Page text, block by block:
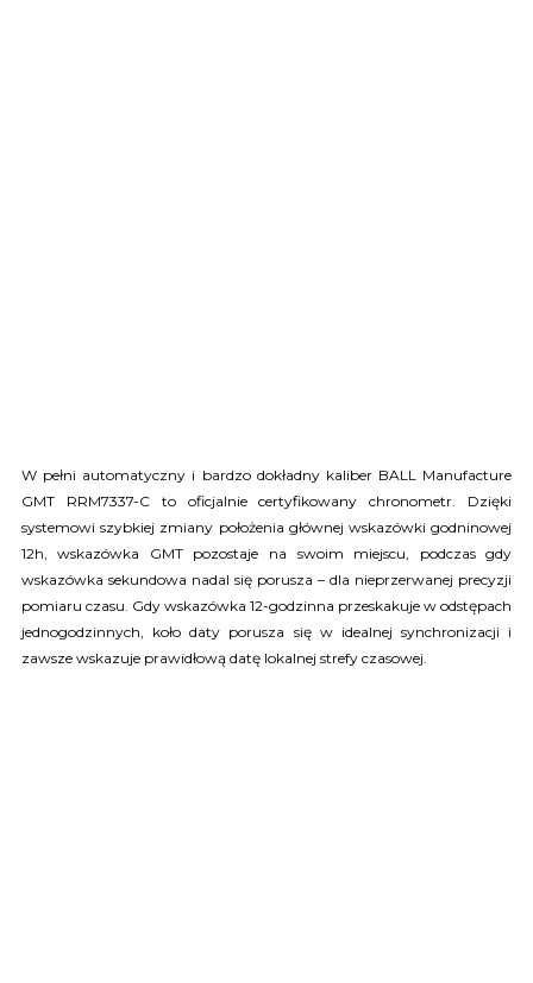
W pełni automatyczny i bardzo dokładny kaliber BALL Manufacture
GMT RRM7337-C to oficjalnie certyfikowany chronometr. Dzięki
systemowi szybkiej zmiany położenia głównej wskazówki godninowej
12h, wskazówka GMT pozostaje na swoim miejscu, podczas gdy
wskazówka sekundowa nadal się porusza – dla nieprzerwanej precyzji
pomiaru czasu. Gdy wskazówka 12-godzinna przeskakuje w odstępach
jednogodzinnych, koło daty porusza się w idealnej synchronizacji i
zawsze wskazuje prawidłową datę lokalnej strefy czasowej.